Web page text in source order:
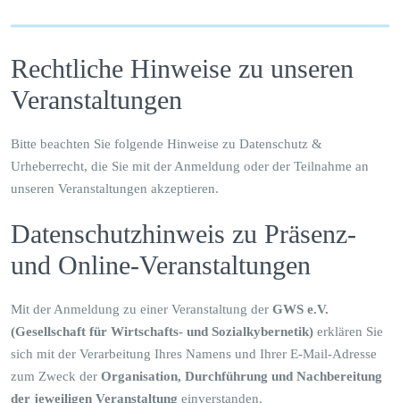
Rechtliche Hinweise zu unseren
Veranstaltungen
Bitte beachten Sie folgende Hinweise zu Datenschutz &
Urheberrecht, die Sie mit der Anmeldung oder der Teilnahme an
unseren Veranstaltungen akzeptieren.
Datenschutzhinweis zu Präsenz-
und Online-Veranstaltungen
Mit der Anmeldung zu einer Veranstaltung der GWS e.V.
(Gesellschaft für Wirtschafts- und Sozialkybernetik) erklären Sie
sich mit der Verarbeitung Ihres Namens und Ihrer E-Mail-Adresse
zum Zweck der Organisation, Durchführung und Nachbereitung
der jeweiligen Veranstaltung einverstanden.